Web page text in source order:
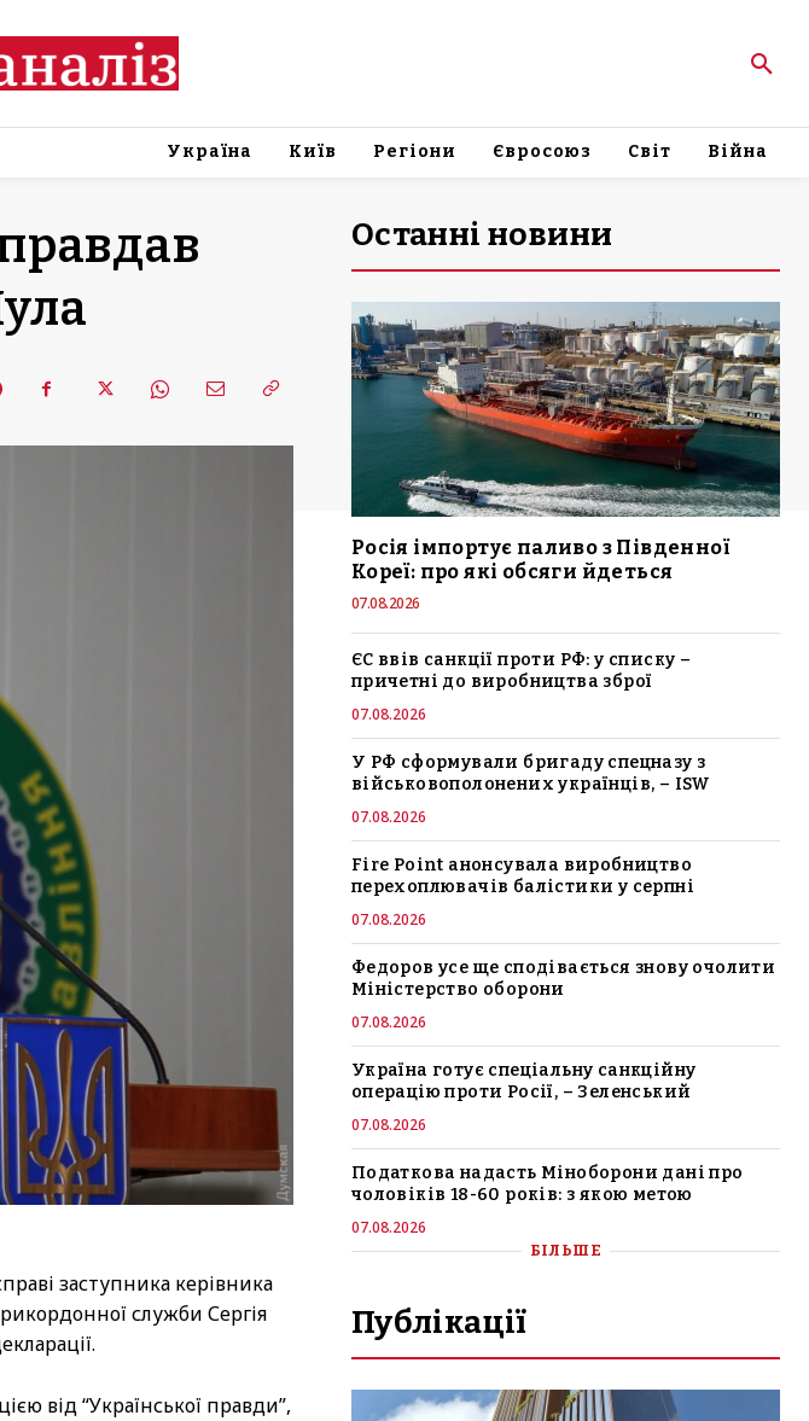
Україна Київ Регіони Євросоюз Світ Війна
заступника керівника
служби Сергія
від “Української правди”,
Останні новини
Росія імпортує паливо з Південної
Кореї: про які обсяги йдеться
07.08.2026
ЄС ввів санкції проти РФ: у списку –
причетні до виробництва зброї
07.08.2026
У РФ сформували бригаду спецназу з
військовополонених українців, – ISW
07.08.2026
Fire Point анонсувала виробництво
перехоплювачів балістики у серпні
07.08.2026
Федоров усе ще сподівається знову очолити
Міністерство оборони
07.08.2026
Україна готує спеціальну санкційну
операцію проти Росії, – Зеленський
07.08.2026
Податкова надасть Міноборони дані про
чоловіків 18-60 років: з якою метою
07.08.2026
БІЛЬШЕ
Публікації